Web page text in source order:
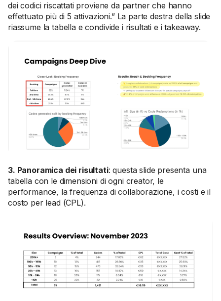
dei codici riscattati proviene da partner che hanno
effettuato più di 5 attivazioni.” La parte destra della slide
riassume la tabella e condivide i risultati e i takeaway.
3. Panoramica dei risultati: questa slide presenta una
tabella con le dimensioni di ogni creator, le
performance, la frequenza di collaborazione, i costi e il
costo per lead (CPL).